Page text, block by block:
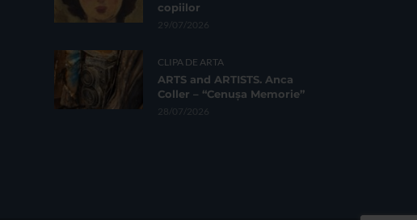
copiilor
29/07/2026
CLIPA DE ARTA
ARTS and ARTISTS. Anca
Coller – “Cenușa Memorie”
28/07/2026